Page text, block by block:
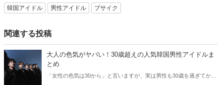
韓国アイドル 男性アイドル ブサイク
関連する投稿
大人の色気がヤバい！30歳超えの人気韓国男性アイドルま
とめ
「女性の色気は30から」と言いますが、実は男性も30歳を過ぎてから